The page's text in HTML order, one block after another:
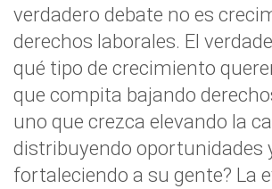
verdadero debate no es
derechos laborales. El
qué tipo de crecimiento
que compita bajando
uno que crezca elevando la
distribuyendo oportunidades
fortaleciendo a su gente? La